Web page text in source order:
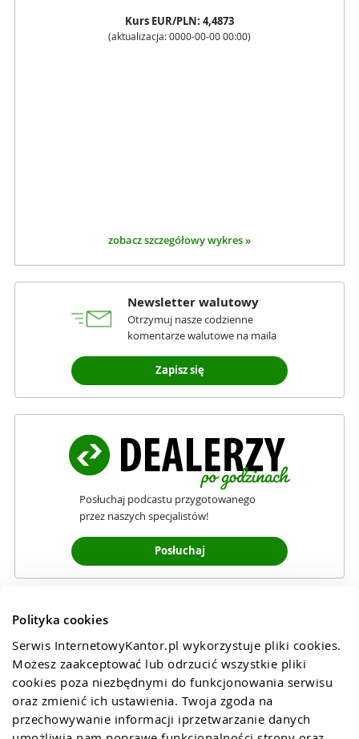
Polityka cookies
Serwis InternetowyKantor.pl wykorzystuje pliki cookies.
Możesz zaakceptować lub odrzucić wszystkie pliki
cookies poza niezbędnymi do funkcjonowania serwisu
oraz zmienić ich ustawienia. Twoja zgoda na
przechowywanie informacji iprzetwarzanie danych
Kurs EUR/PLN: 4,4873
(aktualizacja: 0000-00-00 00:00)
zobacz szczegółowy wykres »
Newsletter walutowy
Otrzymuj nasze codzienne
komentarze walutowe na maila
Zapisz się
Posłuchaj podcastu przygotowanego
przez naszych specjalistów!
Posłuchaj